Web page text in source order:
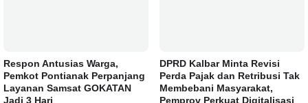
Respon Antusias Warga,
Pemkot Pontianak Perpanjang
Layanan Samsat GOKATAN
Jadi 3 Hari
DPRD Kalbar Minta Revisi
Perda Pajak dan Retribusi Tak
Membebani Masyarakat,
Pemprov Perkuat Digitalisasi